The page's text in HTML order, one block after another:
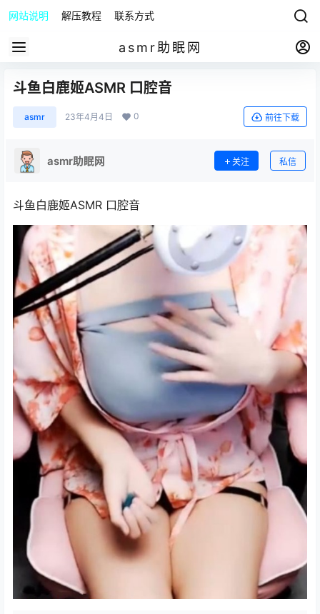
网站说明 解压教程 联系方式
asmr助眠网
斗鱼白鹿姬ASMR 口腔音
asmr 23年4月4日 0 前往下载
asmr助眠网 关注 私信
斗鱼白鹿姬ASMR 口腔音